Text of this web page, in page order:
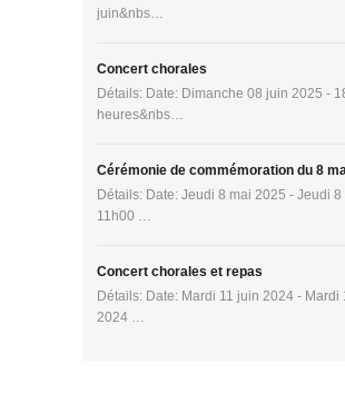
juin&nbs…
Concert chorales
Détails: Date: Dimanche 08 juin 2025 -
heures&nbs…
Cérémonie de commémoration du 8
Détails: Date: Jeudi 8 mai 2025 - Jeudi
11h00 …
Concert chorales et repas
Détails: Date: Mardi 11 juin 2024 - Mardi
2024 …